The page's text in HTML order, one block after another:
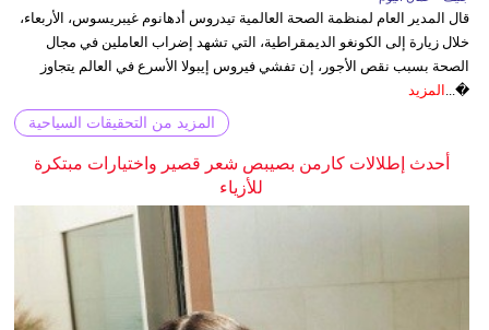
قال المدير العام لمنظمة الصحة العالمية تيدروس أدهانوم غيبريسوس، الأربعاء،
خلال زيارة إلى الكونغو الديمقراطية، التي تشهد إضراب العاملين في مجال
الصحة بسبب نقص الأجور، إن تفشي فيروس إيبولا الأسرع في العالم يتجاوز
�... المزيد
المزيد من التحقيقات السياحية
أحدث إطلالات كارمن بصيبص شعر قصير واختيارات مبتكرة
للأزياء